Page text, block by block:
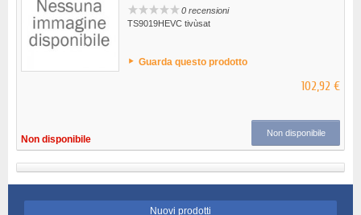
0 recensioni
TS9019HEVC tivùsat
Guarda questo prodotto
102,92 €
Non disponibile
Non disponibile
Nuovi prodotti